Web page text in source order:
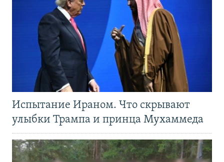
Испытание Ираном. Что скрывают
улыбки Трампа и принца Мухаммеда